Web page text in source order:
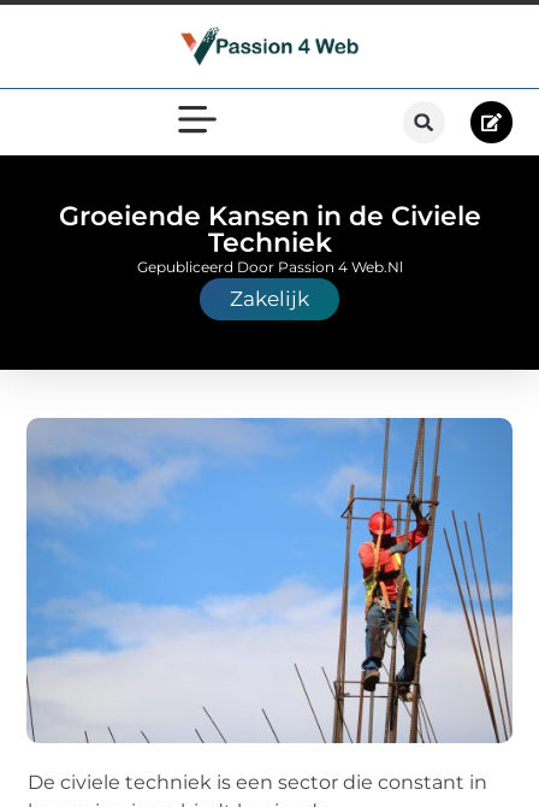
Groeiende Kansen in de Civiele
Techniek
Zakelijk
Gepubliceerd Door Passion 4 Web.nl
De civiele techniek is een sector die constant in